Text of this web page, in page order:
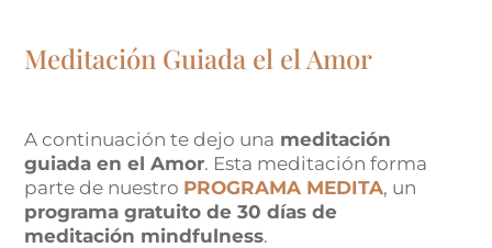
Meditación Guiada el el Amor
A continuación te dejo una meditación
guiada en el Amor. Esta meditación forma
parte de nuestro PROGRAMA MEDITA, un
programa gratuito de 30 días de
meditación mindfulness.